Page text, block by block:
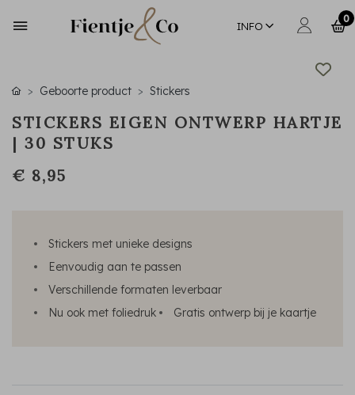
INFO
0
Geboorte product Stickers
STICKERS EIGEN ONTWERP HARTJE
| 30 STUKS
€ 8,95
Stickers met unieke designs
Eenvoudig aan te passen
Verschillende formaten leverbaar
Nu ook met foliedruk
Gratis ontwerp bij je kaartje